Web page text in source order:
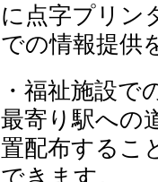
に点字プリン
での情報提供
・福祉施設で
最寄り駅への
置配布するこ
できます。